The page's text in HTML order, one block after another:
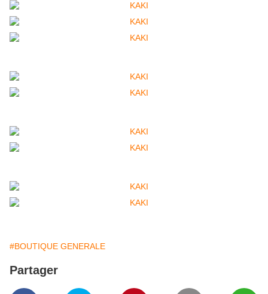
#BOUTIQUE GENERALE
Partager